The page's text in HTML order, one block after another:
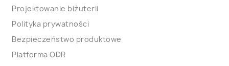
Projektowanie biżuterii
Polityka prywatności
Bezpieczeństwo produktowe
Platforma ODR